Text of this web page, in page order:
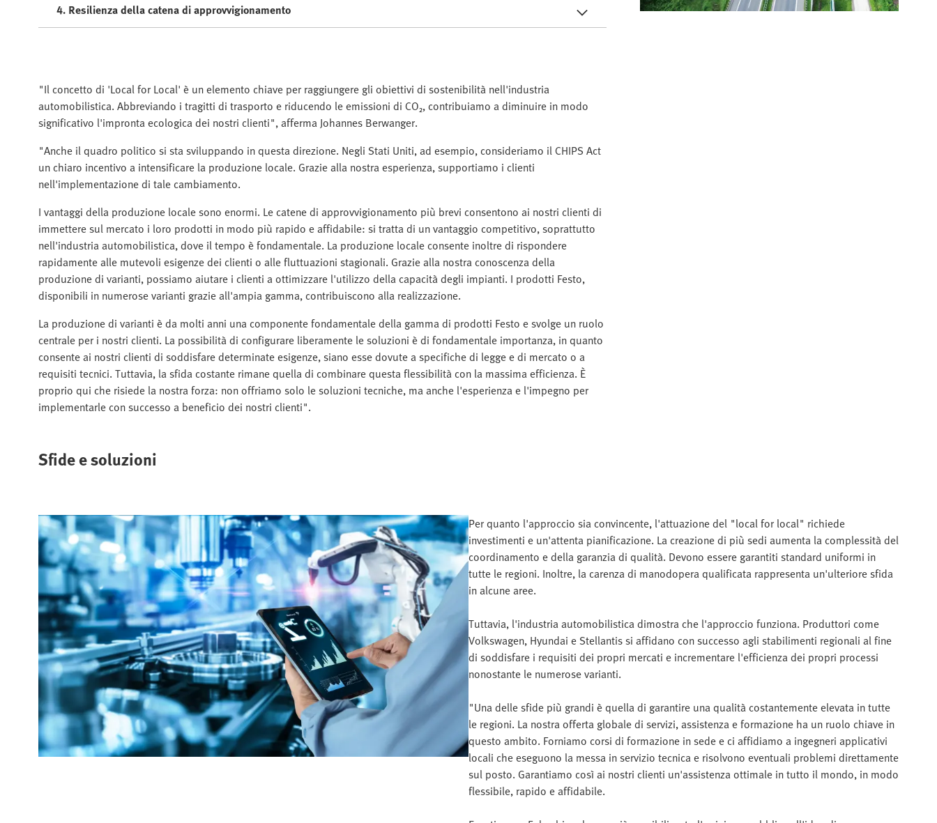
4. Resilienza della catena di approvvigionamento
"Il concetto di 'Local for Local' è un elemento chiave per raggiungere gli obiettivi di sostenibilità nell'industria
automobilistica. Abbreviando i tragitti di trasporto e riducendo le emissioni di CO₂, contribuiamo a diminuire in modo
significativo l'impronta ecologica dei nostri clienti", afferma Johannes Berwanger.
"Anche il quadro politico si sta sviluppando in questa direzione. Negli Stati Uniti, ad esempio, consideriamo il CHIPS Act
un chiaro incentivo a intensificare la produzione locale. Grazie alla nostra esperienza, supportiamo i clienti
nell'implementazione di tale cambiamento.
I vantaggi della produzione locale sono enormi. Le catene di approvvigionamento più brevi consentono ai nostri clienti di
immettere sul mercato i loro prodotti in modo più rapido e affidabile: si tratta di un vantaggio competitivo, soprattutto
nell'industria automobilistica, dove il tempo è fondamentale. La produzione locale consente inoltre di rispondere
rapidamente alle mutevoli esigenze dei clienti o alle fluttuazioni stagionali. Grazie alla nostra conoscenza della
produzione di varianti, possiamo aiutare i clienti a ottimizzare l'utilizzo della capacità degli impianti. I prodotti Festo,
disponibili in numerose varianti grazie all'ampia gamma, contribuiscono alla realizzazione.
La produzione di varianti è da molti anni una componente fondamentale della gamma di prodotti Festo e svolge un ruolo
centrale per i nostri clienti. La possibilità di configurare liberamente le soluzioni è di fondamentale importanza, in quanto
consente ai nostri clienti di soddisfare determinate esigenze, siano esse dovute a specifiche di legge e di mercato o a
requisiti tecnici. Tuttavia, la sfida costante rimane quella di combinare questa flessibilità con la massima efficienza. È
proprio qui che risiede la nostra forza: non offriamo solo le soluzioni tecniche, ma anche l'esperienza e l'impegno per
implementarle con successo a beneficio dei nostri clienti".
Sfide e soluzioni
Per quanto l'approccio sia convincente, l'attuazione del "local for local" richiede
investimenti e un'attenta pianificazione. La creazione di più sedi aumenta la complessità del
coordinamento e della garanzia di qualità. Devono essere garantiti standard uniformi in
tutte le regioni. Inoltre, la carenza di manodopera qualificata rappresenta un'ulteriore sfida
in alcune aree.
Tuttavia, l'industria automobilistica dimostra che l'approccio funziona. Produttori come
Volkswagen, Hyundai e Stellantis si affidano con successo agli stabilimenti regionali al fine
di soddisfare i requisiti dei propri mercati e incrementare l'efficienza dei propri processi
nonostante le numerose varianti.
"Una delle sfide più grandi è quella di garantire una qualità costantemente elevata in tutte
le regioni. La nostra offerta globale di servizi, assistenza e formazione ha un ruolo chiave in
questo ambito. Forniamo corsi di formazione in sede e ci affidiamo a ingegneri applicativi
locali che eseguono la messa in servizio tecnica e risolvono eventuali problemi direttamente
sul posto. Garantiamo così ai nostri clienti un'assistenza ottimale in tutto il mondo, in modo
flessibile, rapido e affidabile.